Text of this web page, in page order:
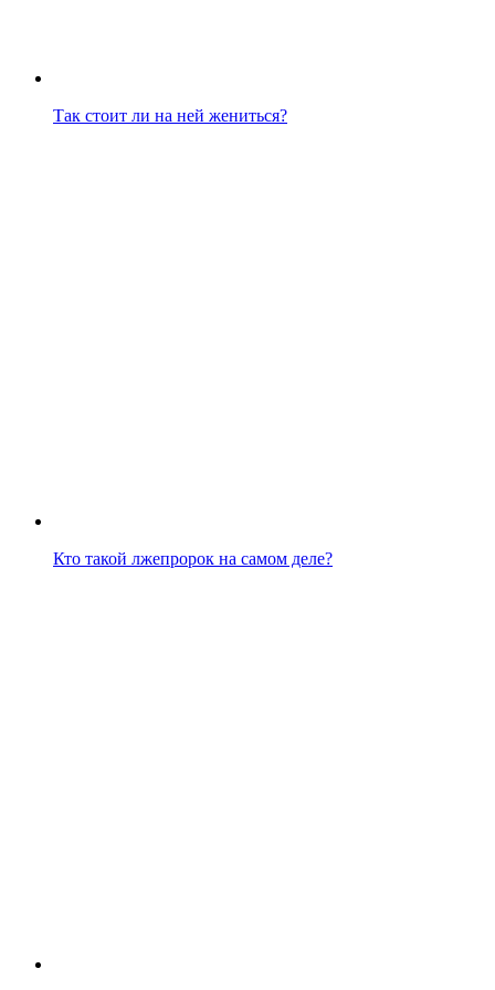
Так стоит ли на ней жениться?
Кто такой лжепророк на самом деле?